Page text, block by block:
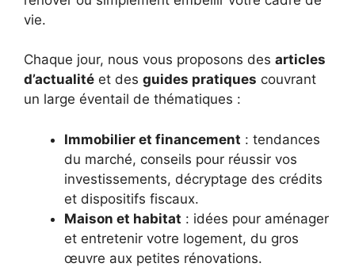
vie.
Chaque jour, nous vous proposons des articles
d’actualité et des guides pratiques couvrant
un large éventail de thématiques :
Immobilier et financement : tendances
du marché, conseils pour réussir vos
investissements, décryptage des crédits
et dispositifs fiscaux.
Maison et habitat : idées pour aménager
et entretenir votre logement, du gros
œuvre aux petites rénovations.